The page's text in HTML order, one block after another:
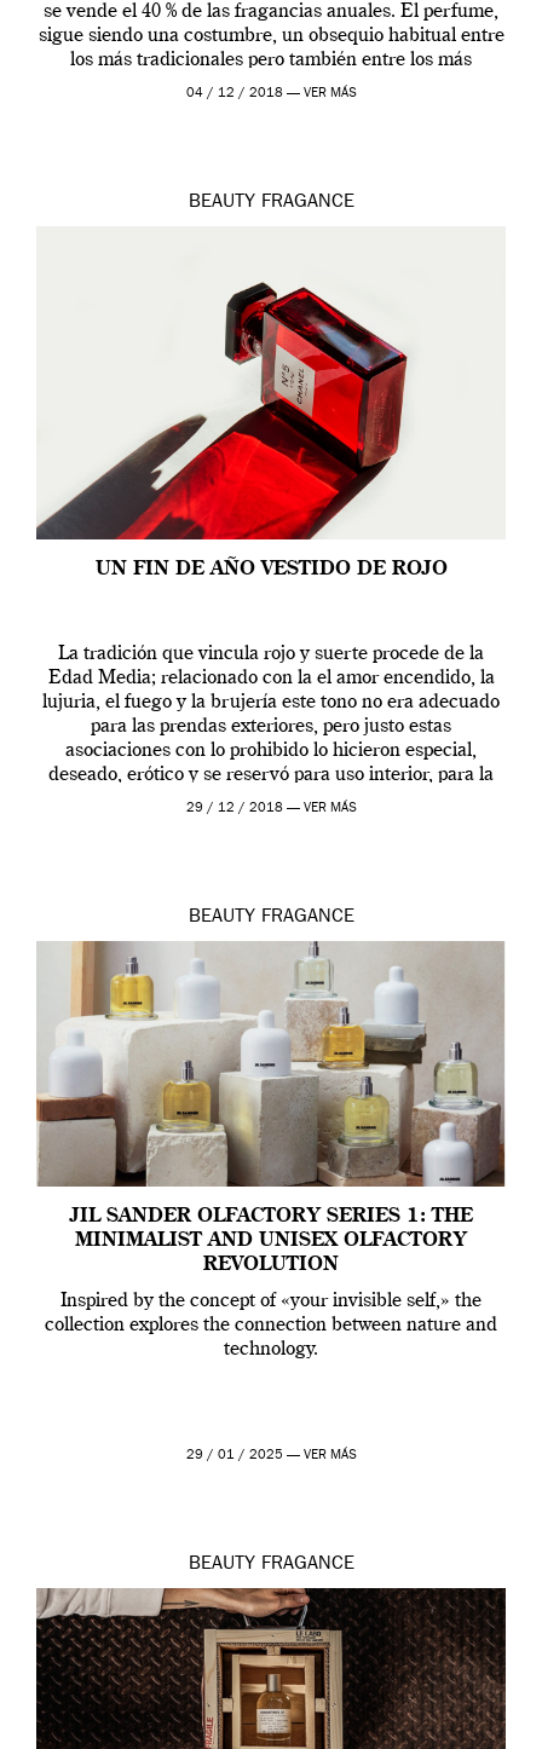
se vende el 40 % de las fragancias anuales. El perfume,
sigue siendo una costumbre, un obsequio habitual entre
los más tradicionales pero también entre los más
modernos. Estos días ha […]
04 / 12 / 2018 — VER MÁS
BEAUTY FRAGANCE
UN FIN DE AÑO VESTIDO DE ROJO
La tradición que vincula rojo y suerte procede de la
Edad Media; relacionado con la el amor encendido, la
lujuria, el fuego y la brujería este tono no era adecuado
para las prendas exteriores, pero justo estas
asociaciones con lo prohibido lo hicieron especial,
deseado, erótico y se reservó para uso interior, para la
ropa […]
29 / 12 / 2018 — VER MÁS
BEAUTY FRAGANCE
JIL SANDER OLFACTORY SERIES 1: THE
MINIMALIST AND UNISEX OLFACTORY
REVOLUTION
Inspired by the concept of «your invisible self,» the
collection explores the connection between nature and
technology.
29 / 01 / 2025 — VER MÁS
BEAUTY FRAGANCE